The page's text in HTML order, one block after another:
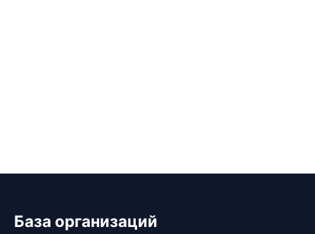
База организаций